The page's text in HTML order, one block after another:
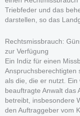
Triebfeder und das
darstellen, so das
Rechtsmissbrauch:
zur Verfügung
Ein Indiz für einen
Anspruchsberechtigten
als die, die er nutzt.
beauftragte Anwalt das
betreibt, insbesondere
den Auftraggeber vom